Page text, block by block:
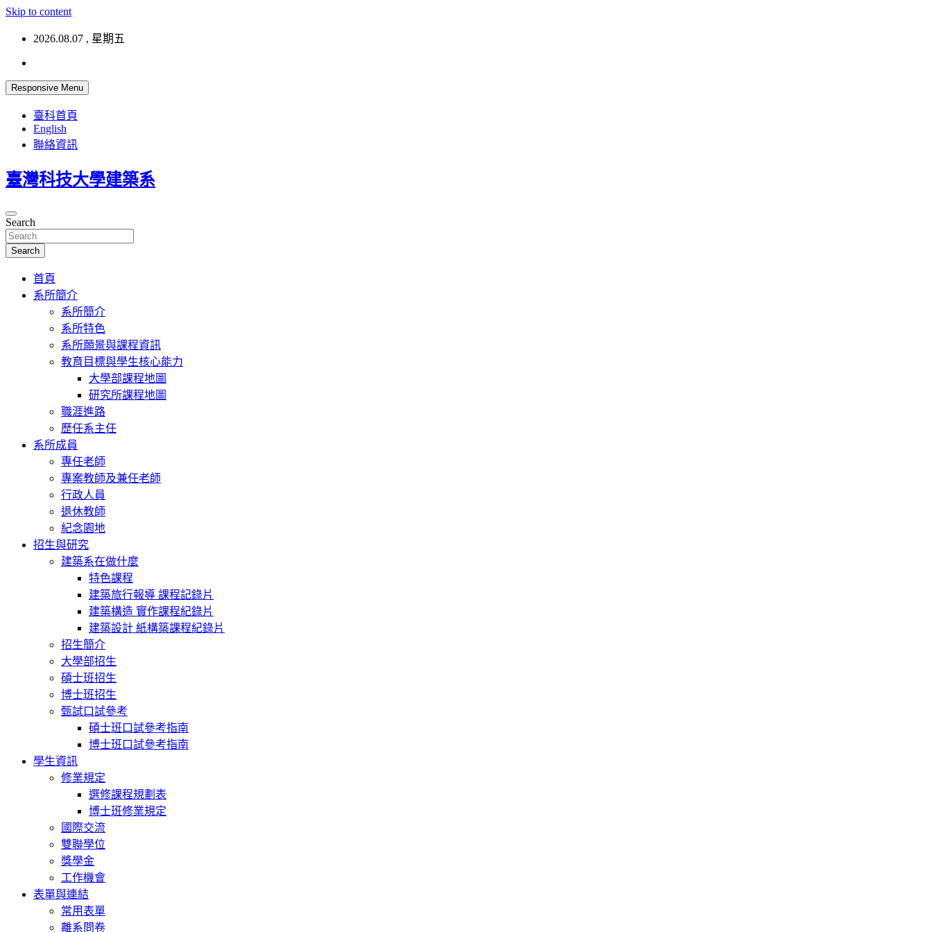
Skip to content
2026.08.07 , 星期五
Responsive Menu
臺科首頁
English
聯絡資訊
臺灣科技大學建築系
Search
Search
首頁
系所簡介
系所簡介
系所特色
系所願景與課程資訊
教育目標與學生核心能力
大學部課程地圖
研究所課程地圖
職涯進路
歷任系主任
系所成員
專任老師
專案教師及兼任老師
行政人員
退休教師
紀念園地
招生與研究
建築系在做什麼
特色課程
建築旅行報導 課程記錄片
建築構造 實作課程紀錄片
建築設計 紙構築課程紀錄片
招生簡介
大學部招生
碩士班招生
博士班招生
甄試口試參考
碩士班口試參考指南
博士班口試參考指南
學生資訊
修業規定
選修課程規劃表
博士班修業規定
國際交流
雙聯學位
獎學金
工作機會
表單與連結
常用表單
離系問卷